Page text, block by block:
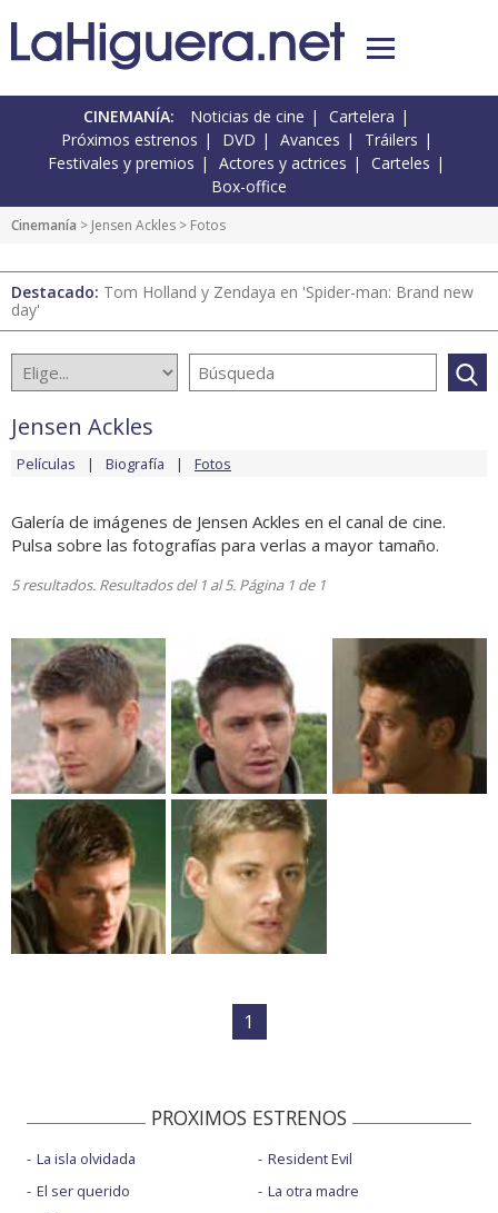
CINEMANÍA: Noticias de cine
Cartelera
Próximos estrenos
DVD Avances
Tráilers
Festivales y premios
Actores y actrices
Carteles
Box-office
Cinemanía > Jensen Ackles > Fotos
Destacado: Tom Holland y Zendaya en 'Spider-man: Brand new
day'
Jensen Ackles
Películas Biografía Fotos
Galería de imágenes de Jensen Ackles en el canal de cine.
Pulsa sobre las fotografías para verlas a mayor tamaño.
5 resultados. Resultados del 1 al 5. Página 1 de 1
1
PROXIMOS ESTRENOS
La isla olvidada
El ser querido
Resident Evil
La otra madre